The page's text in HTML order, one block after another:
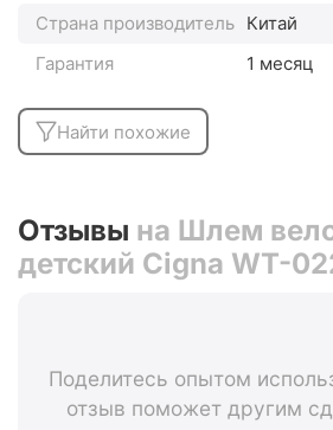
Страна производитель Китай
Гарантия
1 месяц
Найти похожие
Отзывы на Шлем
детский Cigna WT-
Поделитесь опытом
отзыв поможет другим